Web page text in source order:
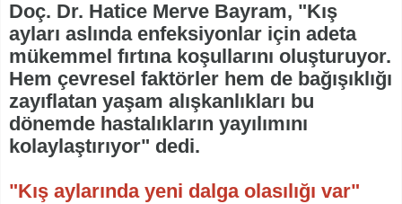
Doç. Dr. Hatice Merve Bayram, "Kış
ayları aslında enfeksiyonlar için adeta
mükemmel fırtına koşullarını oluşturuyor.
Hem çevresel faktörler hem de bağışıklığı
zayıflatan yaşam alışkanlıkları bu
dönemde hastalıkların yayılımını
kolaylaştırıyor" dedi.
"Kış aylarında yeni dalga olasılığı var"